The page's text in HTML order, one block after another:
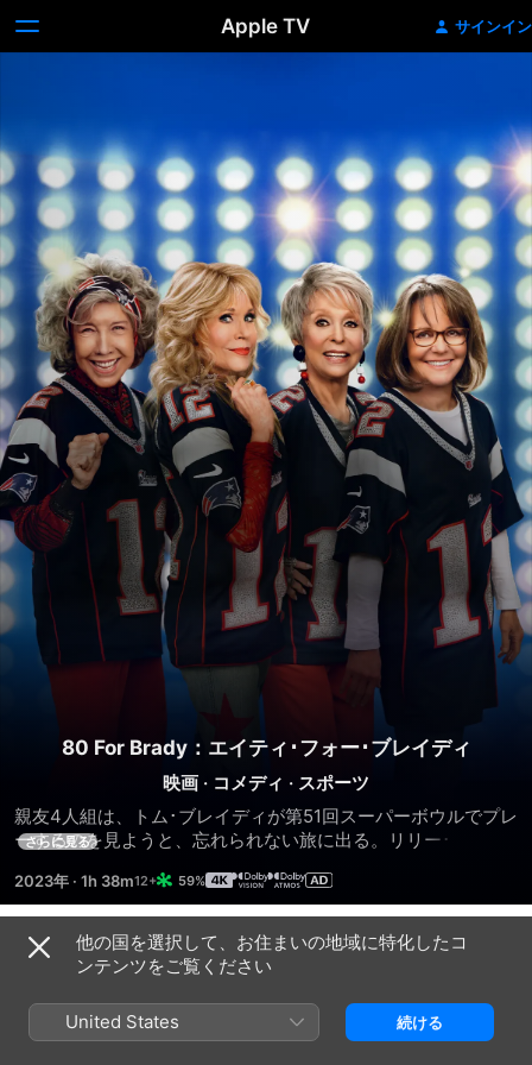
Apple TV サインイン
80 For Brady：エイティ･フォー･ブレイディ
映画 · コメディ · スポーツ
親友4人組は、トム･ブレイディが第51回スーパーボウルでプレ
ーするのを見ようと、忘れられない旅に出る。リリー･トムリ
主演。最高に面白い実話をもとに、友情、楽しみ、そして何歳
になっても人生を満喫できることを描く。
さらに見る
2023年 · 1h 38m 59%
予告編
他の国を選択して、お住まいの地域に特化したコ
ンテンツをご覧ください
United States 続ける